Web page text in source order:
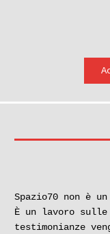
Spazio70 non è
È un lavoro
testimonianze